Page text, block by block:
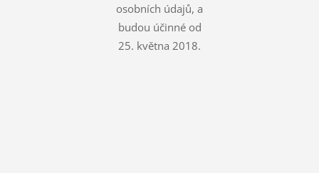
osobních údajů, a
budou účinné od
25. května 2018.